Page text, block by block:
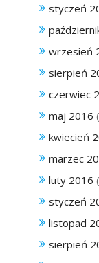
styczeń
wrzesień
sierpień
czerwiec
maj 2016
kwiecień
marzec
luty 2016
styczeń
listopad
sierpień